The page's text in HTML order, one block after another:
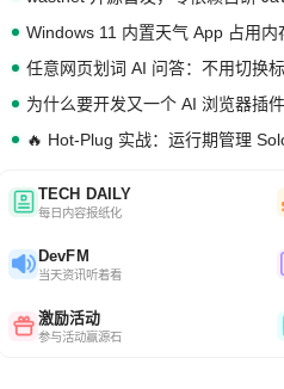
Windows 11 内置天气 App 占用内
任意网页划词 AI 问答：不用切换
为什么要开发又一个 AI 浏览器插件
🔥 Hot-Plug 实战：运行期管理
TECH DAILY
每日内容报纸化
DevFM
当天资讯听着看
激励活动
参与活动赢源石